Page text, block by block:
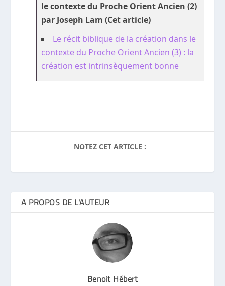
le contexte du Proche Orient Ancien (2)
par Joseph Lam (Cet article)
Le récit biblique de la création dans le
contexte du Proche Orient Ancien (3) : la
création est intrinsèquement bonne
NOTEZ CET ARTICLE :
A PROPOS DE L'AUTEUR
Benoit Hébert